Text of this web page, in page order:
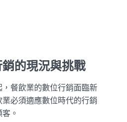
的現況與挑戰
餐飲業的數位行銷面臨新
必須適應數位時代的行銷
。